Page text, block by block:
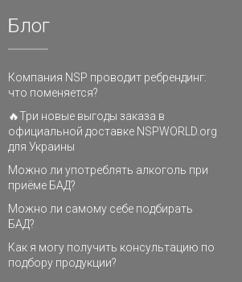
Блог
Компания NSP проводит ребрендинг:
что поменяется?
🔥Три новые выгоды заказа в
официальной доставке NSPWORLD.org
для Украины
Можно ли употреблять алкоголь при
приёме БАД?
Можно ли самому себе подбирать
БАД?
Как я могу получить консультацию по
подбору продукции?